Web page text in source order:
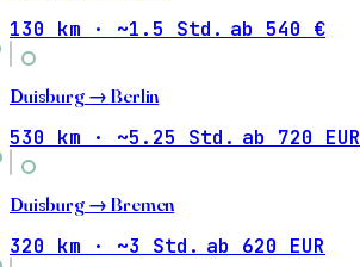
130 km · ~1.5 Std. ab 540 €
Duisburg → Berlin
530 km · ~5.25 Std. ab 720 EUR
Duisburg → Bremen
320 km · ~3 Std. ab 620 EUR